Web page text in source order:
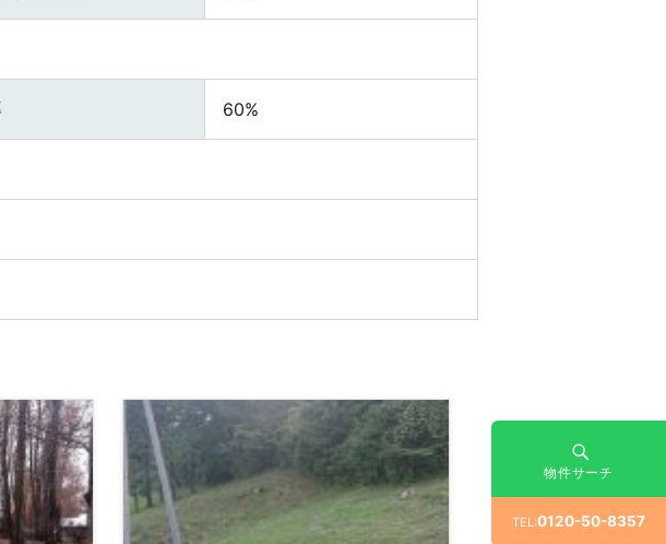
60%
物件サーチ
TEL:0120-50-8357